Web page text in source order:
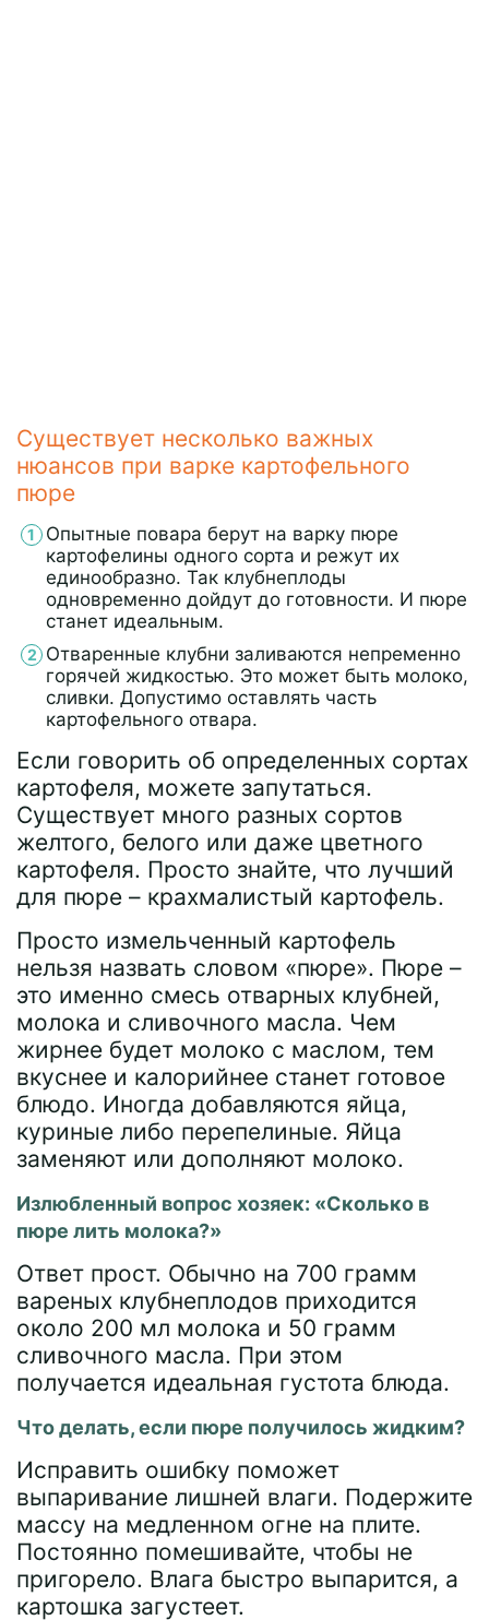
Существует несколько важных
нюансов при варке картофельного
пюре
Опытные повара берут на варку пюре
картофелины одного сорта и режут их
единообразно. Так клубнеплоды
одновременно дойдут до готовности. И пюре
станет идеальным.
Отваренные клубни заливаются непременно
горячей жидкостью. Это может быть молоко,
сливки. Допустимо оставлять часть
картофельного отвара.
Если говорить об определенных сортах
картофеля, можете запутаться.
Существует много разных сортов
желтого, белого или даже цветного
картофеля. Просто знайте, что лучший
для пюре – крахмалистый картофель.
Просто измельченный картофель
нельзя назвать словом «пюре». Пюре –
это именно смесь отварных клубней,
молока и сливочного масла. Чем
жирнее будет молоко с маслом, тем
вкуснее и калорийнее станет готовое
блюдо. Иногда добавляются яйца,
куриные либо перепелиные. Яйца
заменяют или дополняют молоко.
Излюбленный вопрос хозяек: «Сколько в
пюре лить молока?»
Ответ прост. Обычно на 700 грамм
вареных клубнеплодов приходится
около 200 мл молока и 50 грамм
сливочного масла. При этом
получается идеальная густота блюда.
Что делать, если пюре получилось жидким?
Исправить ошибку поможет
выпаривание лишней влаги. Подержите
массу на медленном огне на плите.
Постоянно помешивайте, чтобы не
пригорело. Влага быстро выпарится, а
картошка загустеет.